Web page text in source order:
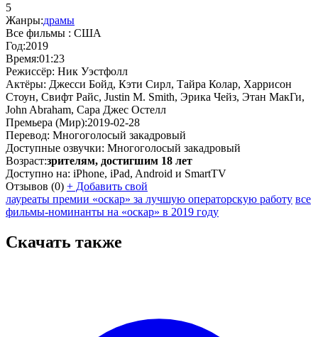
5
Жанры:драмы
Все фильмы : США
Год:2019
Время:01:23
Режиссёр: Ник Уэстфолл
Актёры: Джесси Бойд, Кэти Сирл, Тайра Колар, Харрисон
Стоун, Свифт Райс, Justin M. Smith, Эрика Чейз, Этан МакГи,
John Abraham, Сара Джес Остелл
Премьера (Мир):2019-02-28
Перевод: Многоголосый закадровый
Доступные озвучки: Многоголосый закадровый
Возраст:зрителям, достигшим 18 лет
Доступно на: iPhone, iPad, Android и SmartTV
Отзывов (0) + Добавить свой
лауреаты премии «оскар» за лучшую операторскую работу все
фильмы-номинанты на «оскар» в 2019 году
Скачать также